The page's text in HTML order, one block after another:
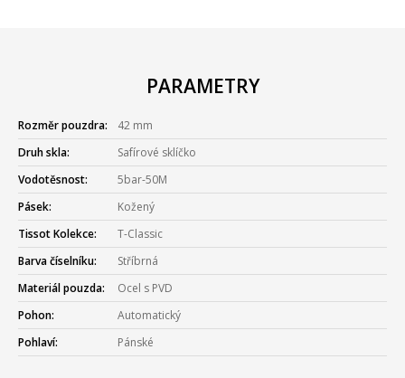
PARAMETRY
Rozměr pouzdra:
42 mm
Druh skla:
Safírové sklíčko
Vodotěsnost:
5bar-50M
Pásek:
Kožený
Tissot Kolekce:
T-Classic
Barva číselníku:
Stříbrná
Materiál pouzda:
Ocel s PVD
Pohon:
Automatický
Pohlaví:
Pánské